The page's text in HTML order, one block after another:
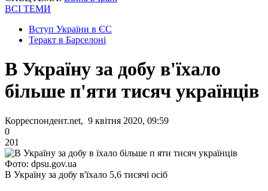
ВСІ ТЕМИ
Вступ України в ЄС
Теракт в Барселоні
В Україну за добу в'їхало
більше п'яти тисяч українців
Корреспондент.net, 9 квітня 2020, 09:59
0
201
Фото: dpsu.gov.ua
В Україну за добу в'їхало 5,6 тисячі осіб